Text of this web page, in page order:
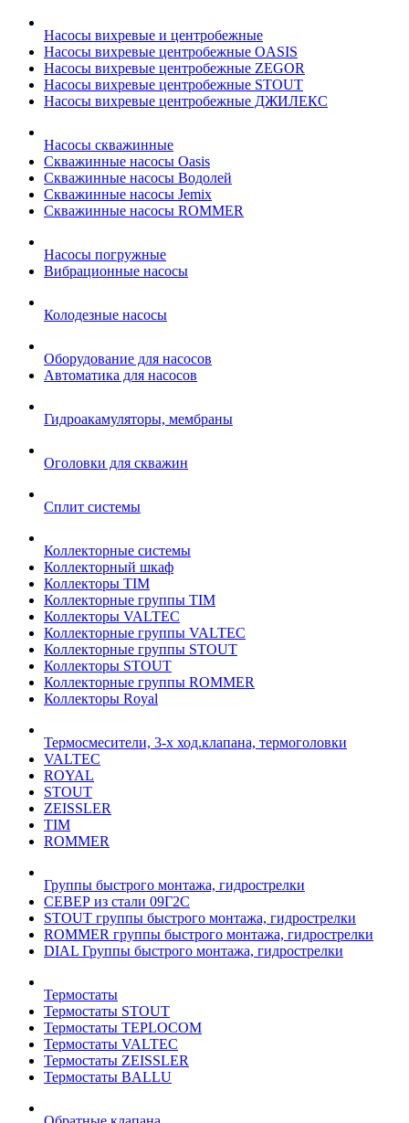
Насосы вихревые и центробежные
Насосы вихревые центробежные OASIS
Насосы вихревые центробежные ZEGOR
Насосы вихревые центробежные STOUT
Насосы вихревые центробежные ДЖИЛЕКС
Насосы скважинные
Скважинные насосы Oasis
Скважинные насосы Водолей
Скважинные насосы Jemix
Cкважинные насосы ROMMER
Насосы погружные
Вибрационные насосы
Колодезные насосы
Оборудование для насосов
Автоматика для насосов
Гидроакамуляторы, мембраны
Оголовки для скважин
Сплит системы
Коллекторные системы
Коллекторный шкаф
Коллекторы TIM
Коллекторные группы TIM
Коллекторы VALTEC
Коллекторные группы VALTEC
Коллекторные группы STOUT
Коллекторы STOUT
Коллекторные группы ROMMER
Коллекторы Royal
Термосмесители, 3-х ход.клапана, термоголовки
VALTEC
ROYAL
STOUT
ZEISSLER
TIM
ROMMER
Группы быстрого монтажа, гидрострелки
СЕВЕР из стали 09Г2С
STOUT группы быстрого монтажа, гидрострелки
ROMMER группы быстрого монтажа, гидрострелки
DIAL Группы быстрого монтажа, гидрострелки
Термостаты
Термостаты STOUT
Термостаты TEPLOCOM
Термостаты VALTEC
Термостаты ZEISSLER
Термостаты BALLU